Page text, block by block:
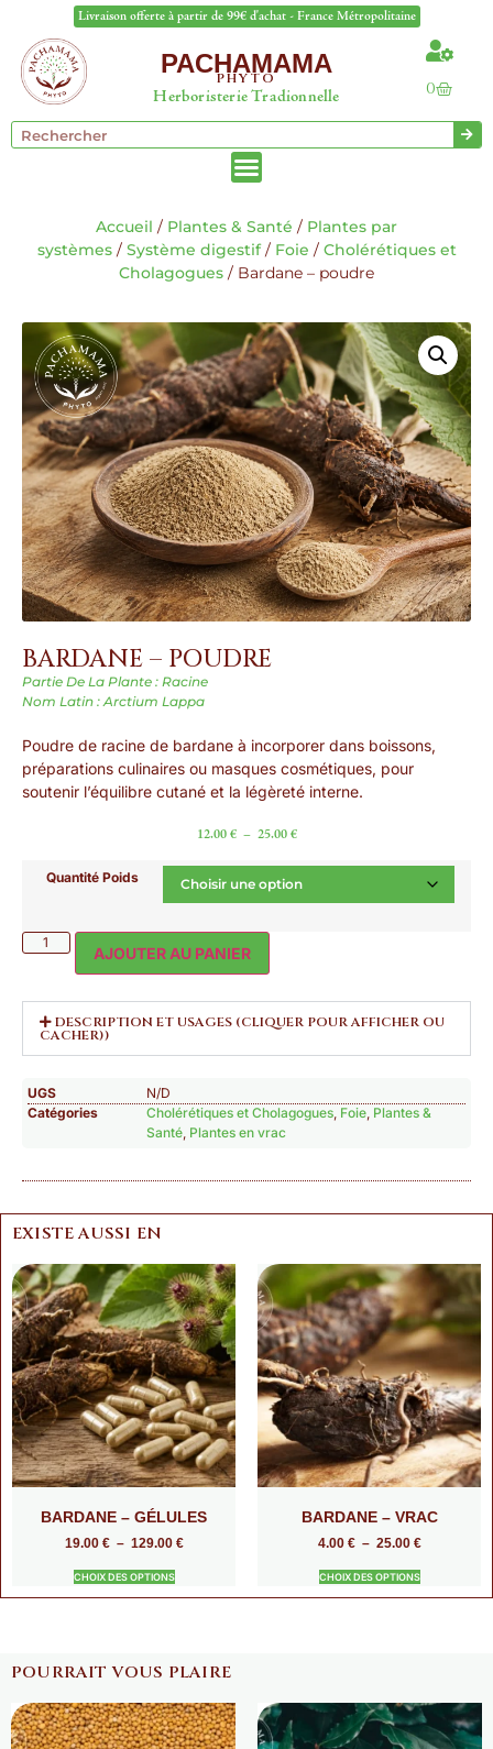
Livraison offerte à partir de 99€ d'achat - France Métropolitaine
PACHAMAMA
PHYTO
Herboristerie Tradionnelle 0
Accueil / Plantes & Santé / Plantes par
systèmes/ Système digestif/ Foie / Cholérétiques et
Cholagogues / Bardane – poudre
BARDANE – POUDRE
Partie De La Plante : Racine
Nom Latin : Arctium Lappa
Poudre de racine de bardane à incorporer dans boissons,
préparations culinaires ou masques cosmétiques, pour
soutenir l’équilibre cutané et la légèreté interne.
12.00 € – 25.00 €
Quantité Poids
AJOUTER AU PANIER
DESCRIPTION ET USAGES (CLIQUER POUR AFFICHER OU
CACHER))
UGS
N/D
Catégories
Cholérétiques et Cholagogues, Foie, Plantes &
Santé, Plantes en vrac
EXISTE AUSSI EN
BARDANE – GÉLULES
19.00 € – 129.00 €
CHOIX DES OPTIONS
BARDANE – VRAC
4.00 € – 25.00 €
CHOIX DES OPTIONS
POURRAIT VOUS PLAIRE